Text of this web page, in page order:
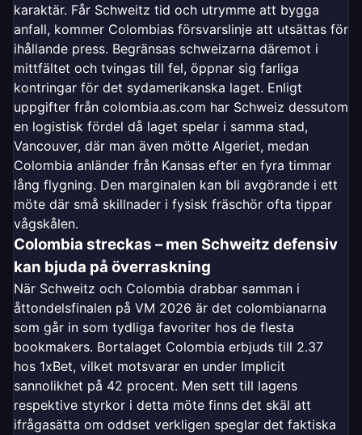
karaktär. Får Schweitz tid och utrymme att bygga
anfall, kommer Colombias försvarslinje att utsättas för
ihållande press. Begränsas schweizarna däremot i
mittfältet och tvingas till fel, öppnar sig farliga
kontringar för det sydamerikanska laget. Enligt
uppgifter från colombia.as.com har Schweiz dessutom
en logistisk fördel då laget spelar i samma stad,
Vancouver, där man även mötte Algeriet, medan
Colombia anländer från Kansas efter en fyra timmar
lång flygning. Den marginalen kan bli avgörande i ett
möte där små skillnader i fysisk fräschör ofta tippar
vågskålen.
Colombia streckas – men Schweitz defensiv
kan bjuda på överraskning
När Schweitz och Colombia drabbar samman i
åttondelsfinalen på VM 2026 är det colombianarna
som går in som tydliga favoriter hos de flesta
bookmakers. Bortalaget Colombia erbjuds till 2.37
hos 1xBet, vilket motsvarar en under Implicit
sannolikhet på 42 procent. Men sett till lagens
respektive styrkor i detta möte finns det skäl att
ifrågasätta om oddset verkligen speglar det faktiska